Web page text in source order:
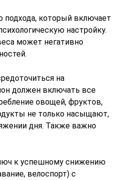
подхода, который включает
настройку.
может негативно
на
должен включать все
овощей, фруктов,
не только насыщают,
дня. Также важно
к успешному снижению
велоспорт) с